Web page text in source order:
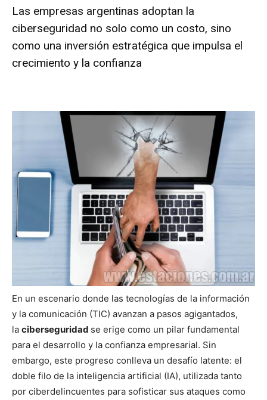
Las empresas argentinas adoptan la
ciberseguridad no solo como un costo, sino
como una inversión estratégica que impulsa el
crecimiento y la confianza
En un escenario donde las tecnologías de la información
y la comunicación (TIC) avanzan a pasos agigantados,
la ciberseguridad se erige como un pilar fundamental
para el desarrollo y la confianza empresarial. Sin
embargo, este progreso conlleva un desafío latente: el
doble filo de la inteligencia artificial (IA), utilizada tanto
por ciberdelincuentes para sofisticar sus ataques como